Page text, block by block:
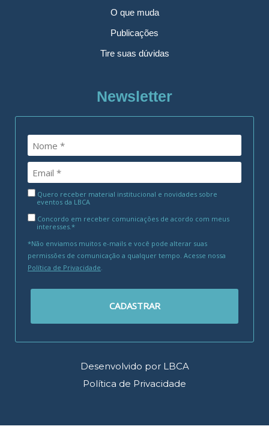
O que muda
Publicações
Tire suas dúvidas
Newsletter
Quero receber material institucional e novidades sobre
eventos da LBCA
Concordo em receber comunicações de acordo com meus
interesses.*
*Não enviamos muitos e-mails e você pode alterar suas
permissões de comunicação a qualquer tempo. Acesse nossa
Política de Privacidade
CADASTRAR
Desenvolvido por LBCA
Política de Privacidade